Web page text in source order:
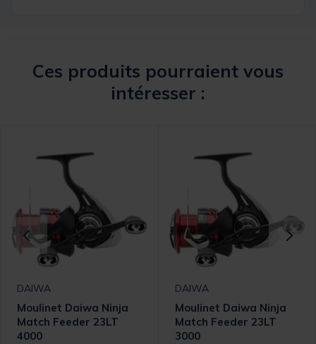
Ces produits pourraient vous
intéresser :
DAIWA
Moulinet Daiwa Ninja
Match Feeder 23LT
4000
DAIWA
Moulinet Daiwa Ninja
Match Feeder 23LT
3000